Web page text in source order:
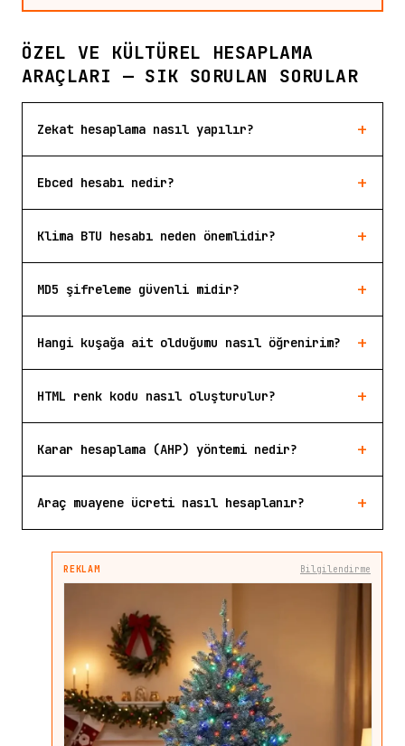
ÖZEL VE KÜLTÜREL HESAPLAMA
ARAÇLARI — SIK SORULAN SORULAR
Zekat hesaplama nasıl yapılır? +
Ebced hesabı nedir? +
Klima BTU hesabı neden önemlidir? +
MD5 şifreleme güvenli midir? +
Hangi kuşağa ait olduğumu nasıl öğrenirim? +
HTML renk kodu nasıl oluşturulur? +
Karar hesaplama (AHP) yöntemi nedir? +
Araç muayene ücreti nasıl hesaplanır? +
REKLAM Bilgilendirme